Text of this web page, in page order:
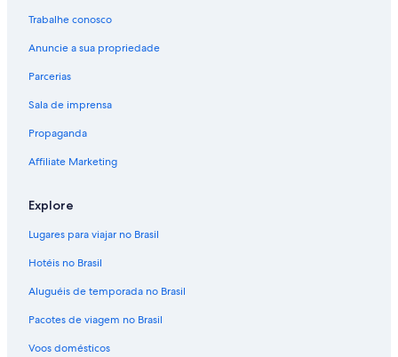
Trabalhe conosco
Anuncie a sua propriedade
Parcerias
Sala de imprensa
Propaganda
Affiliate Marketing
Explore
Lugares para viajar no Brasil
Hotéis no Brasil
Aluguéis de temporada no Brasil
Pacotes de viagem no Brasil
Voos domésticos